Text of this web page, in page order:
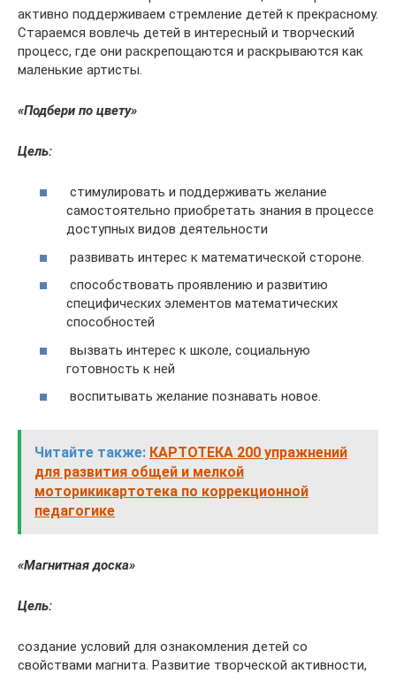
активно поддерживаем стремление детей к прекрасному.
Стараемся вовлечь детей в интересный и творческий
процесс, где они раскрепощаются и раскрываются как
маленькие артисты.
«Подбери по цвету»
Цель:
стимулировать и поддерживать желание
самостоятельно приобретать знания в процессе
доступных видов деятельности
развивать интерес к математической стороне.
способствовать проявлению и развитию
специфических элементов математических
способностей
вызвать интерес к школе, социальную
готовность к ней
воспитывать желание познавать новое.
Читайте также: КАРТОТЕКА 200 упражнений
для развития общей и мелкой
моторикикартотека по коррекционной
педагогике
«Магнитная доска»
Цель:
создание условий для ознакомления детей со
свойствами магнита. Развитие творческой активности,